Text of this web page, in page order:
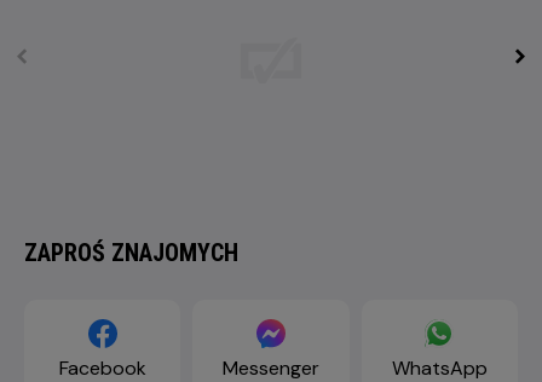
ZAPROŚ ZNAJOMYCH
Facebook Messenger WhatsApp